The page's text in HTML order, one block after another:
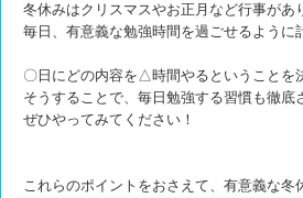
冬休みはクリスマスやお正月など行事が
毎日、有意義な勉強時間を過ごせるように
〇日にどの内容を△時間やるということを
そうすることで、毎日勉強する習慣も徹
ぜひやってみてください！
これらのポイントをおさえて、有意義な冬